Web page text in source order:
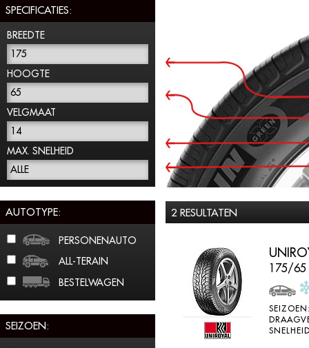
SPECIFICATIES:
BREEDTE
175
HOOGTE
65
VELGMAAT
14
MAX. SNELHEID
ALLE
AUTOTYPE:
PERSONENAUTO
ALL-TERAIN
BESTELWAGEN
SEIZOEN:
2 RESULTATEN
175/65